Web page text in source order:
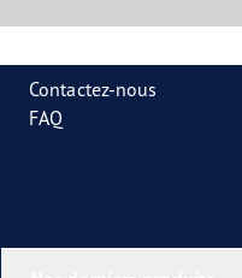
Contactez-nous
FAQ